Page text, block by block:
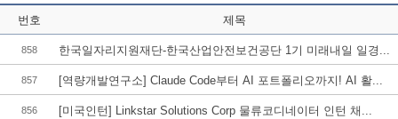
번호 제목
858 한국일자리지원재단-한국산업안전보건공단 1기 미래내일 일경...
857 [역량개발연구소] Claude Code부터 AI 포트폴리오까지! AI 활...
856 [미국인턴] Linkstar Solutions Corp 물류코디네이터 인턴 채...